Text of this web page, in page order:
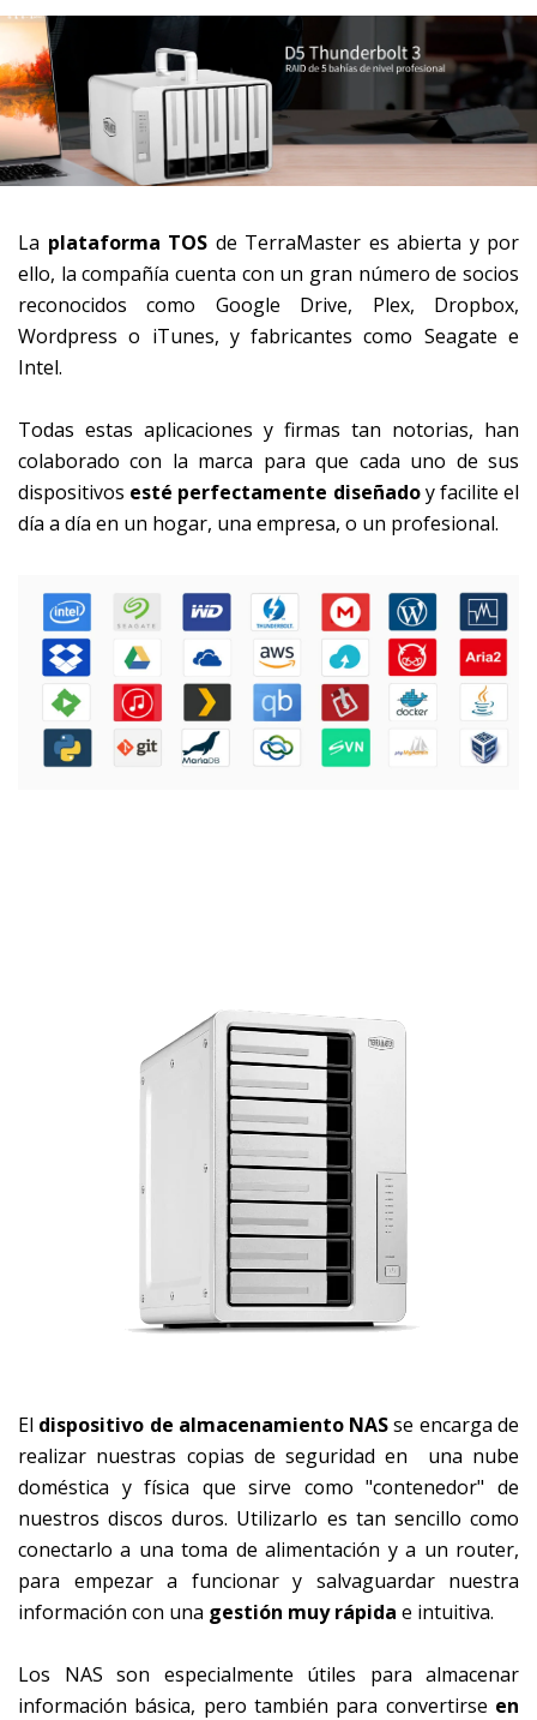
La plataforma TOS de TerraMaster es abierta y por
ello, la compañía cuenta con un gran número de socios
reconocidos como Google Drive, Plex, Dropbox,
Wordpress o iTunes, y fabricantes como Seagate e
Intel.
Todas estas aplicaciones y firmas tan notorias, han
colaborado con la marca para que cada uno de sus
dispositivos esté perfectamente diseñadoy facilite el
día a día en un hogar, una empresa, o un profesional.
El dispositivo de almacenamiento NASse encarga de
realizar nuestras copias de seguridad en una nube
doméstica y física que sirve como "contenedor" de
nuestros discos duros. Utilizarlo es tan sencillo como
conectarlo a una toma de alimentación y a un router,
para empezar a funcionar y salvaguardar nuestra
información con una gestión muy rápida e intuitiva.
Los NAS son especialmente útiles para almacenar
información básica, pero también para convertirse en